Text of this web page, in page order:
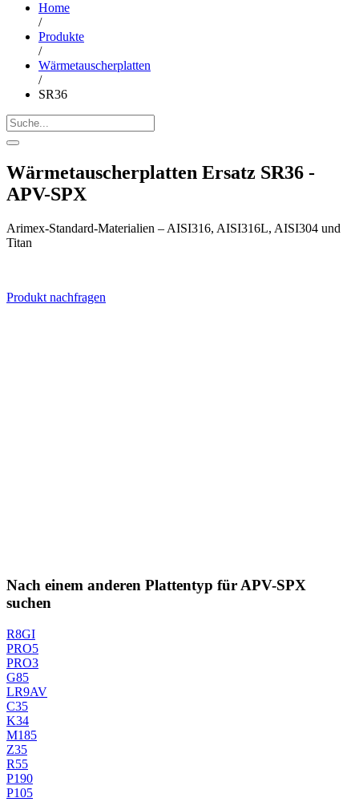
Home
/
Produkte
/
Wärmetauscherplatten
/
SR36
Wärmetauscherplatten Ersatz SR36 -
APV-SPX
Arimex-Standard-Materialien – AISI316, AISI316L, AISI304 und
Titan
Produkt nachfragen
Nach einem anderen Plattentyp für APV-SPX
suchen
R8GI
PRO5
PRO3
G85
LR9AV
C35
K34
M185
Z35
R55
P190
P105